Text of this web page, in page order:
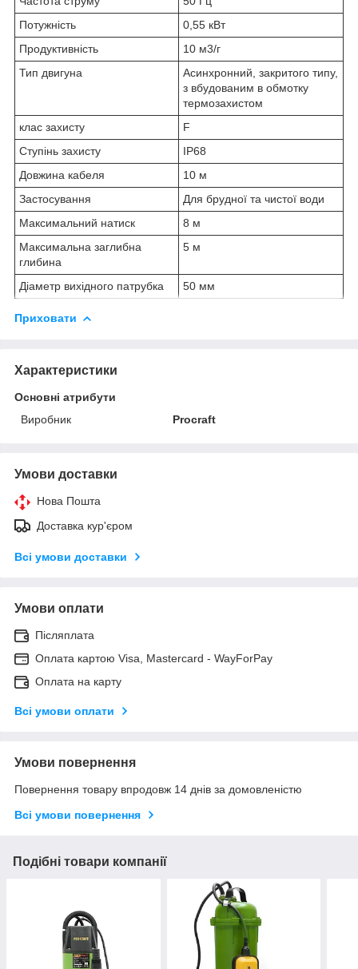
Потужність
0,55 кВт
Продуктивність
10 м3/г
Тип двигуна
Асинхронний, закритого типу,
з вбудованим в обмотку
термозахистом
клас захисту
F
Ступінь захисту
IP68
Довжина кабеля
10 м
Застосування
Для брудної та чистої води
Максимальний натиск
8 м
Максимальна заглибна
глибина
5 м
Діаметр вихідного патрубка 50 мм
Приховати
Характеристики
Основні атрибути
Виробник
Procraft
Умови доставки
Нова Пошта
Доставка кур'єром
Всі умови доставки
Умови оплати
Післяплата
Оплата картою Visa, Mastercard - WayForPay
Оплата на карту
Всі умови оплати
Умови повернення
Повернення товару впродовж 14 днів за домовленістю
Всі умови повернення
Подібні товари компанії